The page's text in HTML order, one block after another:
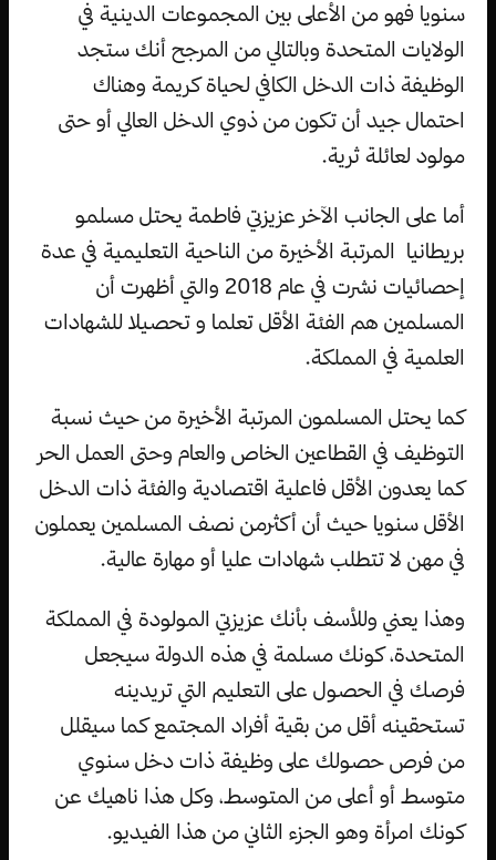
سنويا فهو من الأعلى بين المجموعات الدينية في
الولايات المتحدة وبالتالي من المرجح أنك ستجد
الوظيفة ذات الدخل الكافي لحياة كريمة وهناك
احتمال جيد أن تكون من ذوي الدخل العالي أو حتى
مولود لعائلة ثرية.
أما على الجانب الآخر عزيزتي فاطمة يحتل مسلمو
بريطانيا المرتبة الأخيرة من الناحية التعليمية في عدة
إحصائيات نشرت في عام 2018 والتي أظهرت أن
المسلمين هم الفئة الأقل تعلما و تحصيلا للشهادات
العلمية في المملكة.
كما يحتل المسلمون المرتبة الأخيرة من حيث نسبة
التوظيف في القطاعين الخاص والعام وحتى العمل الحر
كما يعدون الأقل فاعلية اقتصادية والفئة ذات الدخل
الأقل سنويا حيث أن أكثرمن نصف المسلمين يعملون
في مهن لا تتطلب شهادات عليا أو مهارة عالية.
وهذا يعني وللأسف بأنك عزيزتي المولودة في المملكة
المتحدة، كونك مسلمة في هذه الدولة سيجعل
فرصك في الحصول على التعليم التي تريدينه
تستحقينه أقل من بقية أفراد المجتمع كما سيقلل
من فرص حصولك على وظيفة ذات دخل سنوي
متوسط أو أعلى من المتوسط، وكل هذا ناهيك عن
كونك امرأة وهو الجزء الثاني من هذا الفيديو.